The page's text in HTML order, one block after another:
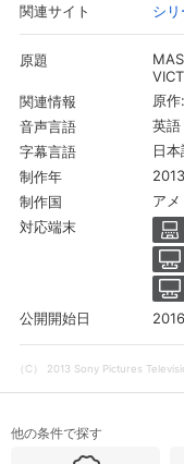
会員設定 会員情報
会員情報変更
関連サイト シ
原題
関連情報 原
音声言語 英語
字幕言語 日本
制作年 2013
制作国 アメ
対応端末
公開開始日
（C） 2013 Sony Pictures
他の条件で探す